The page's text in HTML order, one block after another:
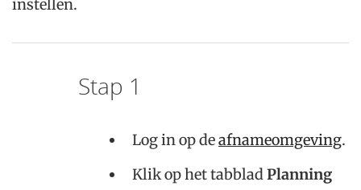
instellen.
Stap 1
Log in op deafnameomgeving.
Klik op het tabbladPlanning